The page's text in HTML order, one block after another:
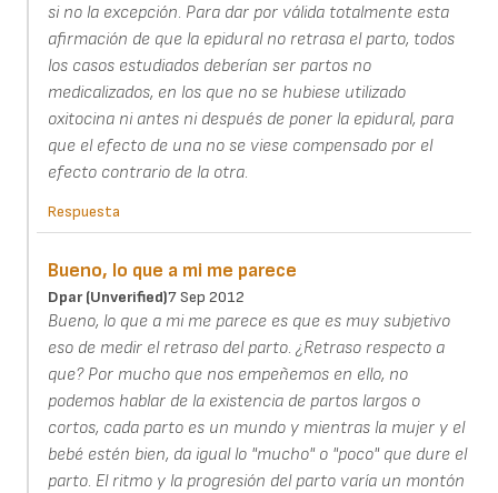
si no la excepción. Para dar por válida totalmente esta
afirmación de que la epidural no retrasa el parto, todos
los casos estudiados deberían ser partos no
medicalizados, en los que no se hubiese utilizado
oxitocina ni antes ni después de poner la epidural, para
que el efecto de una no se viese compensado por el
efecto contrario de la otra.
Respuesta
Bueno, lo que a mi me parece
Dpar (unverified)7 Sep 2012
Bueno, lo que a mi me parece es que es muy subjetivo
eso de medir el retraso del parto. ¿Retraso respecto a
que? Por mucho que nos empeñemos en ello, no
podemos hablar de la existencia de partos largos o
cortos, cada parto es un mundo y mientras la mujer y el
bebé estén bien, da igual lo "mucho" o "poco" que dure el
parto. El ritmo y la progresión del parto varía un montón